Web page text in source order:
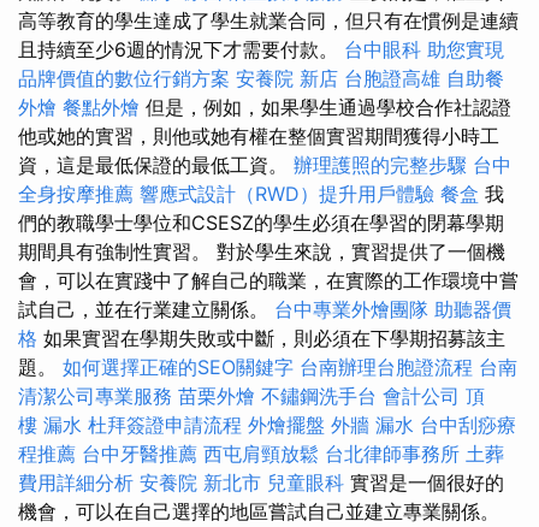
高等教育的學生達成了學生就業合同，但只有在慣例是連續
且持續至少6週的情況下才需要付款。 台中眼科 助您實現
品牌價值的數位行銷方案 安養院 新店 台胞證高雄 自助餐
外燴 餐點外燴 但是，例如，如果學生通過學校合作社認證
他或她的實習，則他或她有權在整個實習期間獲得小時工
資，這是最低保證的最低工資。 辦理護照的完整步驟 台中
全身按摩推薦 響應式設計（RWD）提升用戶體驗 餐盒 我
們的教職學士學位和CSESZ的學生必須在學習的閉幕學期
期間具有強制性實習。 對於學生來說，實習提供了一個機
會，可以在實踐中了解自己的職業，在實際的工作環境中嘗
試自己，並在行業建立關係。 台中專業外燴團隊 助聽器價
格 如果實習在學期失敗或中斷，則必須在下學期招募該主
題。 如何選擇正確的SEO關鍵字 台南辦理台胞證流程 台南
清潔公司專業服務 苗栗外燴 不鏽鋼洗手台 會計公司 頂
樓 漏水 杜拜簽證申請流程 外燴擺盤 外牆 漏水 台中刮痧療
程推薦 台中牙醫推薦 西屯肩頸放鬆 台北律師事務所 土葬
費用詳細分析 安養院 新北市 兒童眼科 實習是一個很好的
機會，可以在自己選擇的地區嘗試自己並建立專業關係。